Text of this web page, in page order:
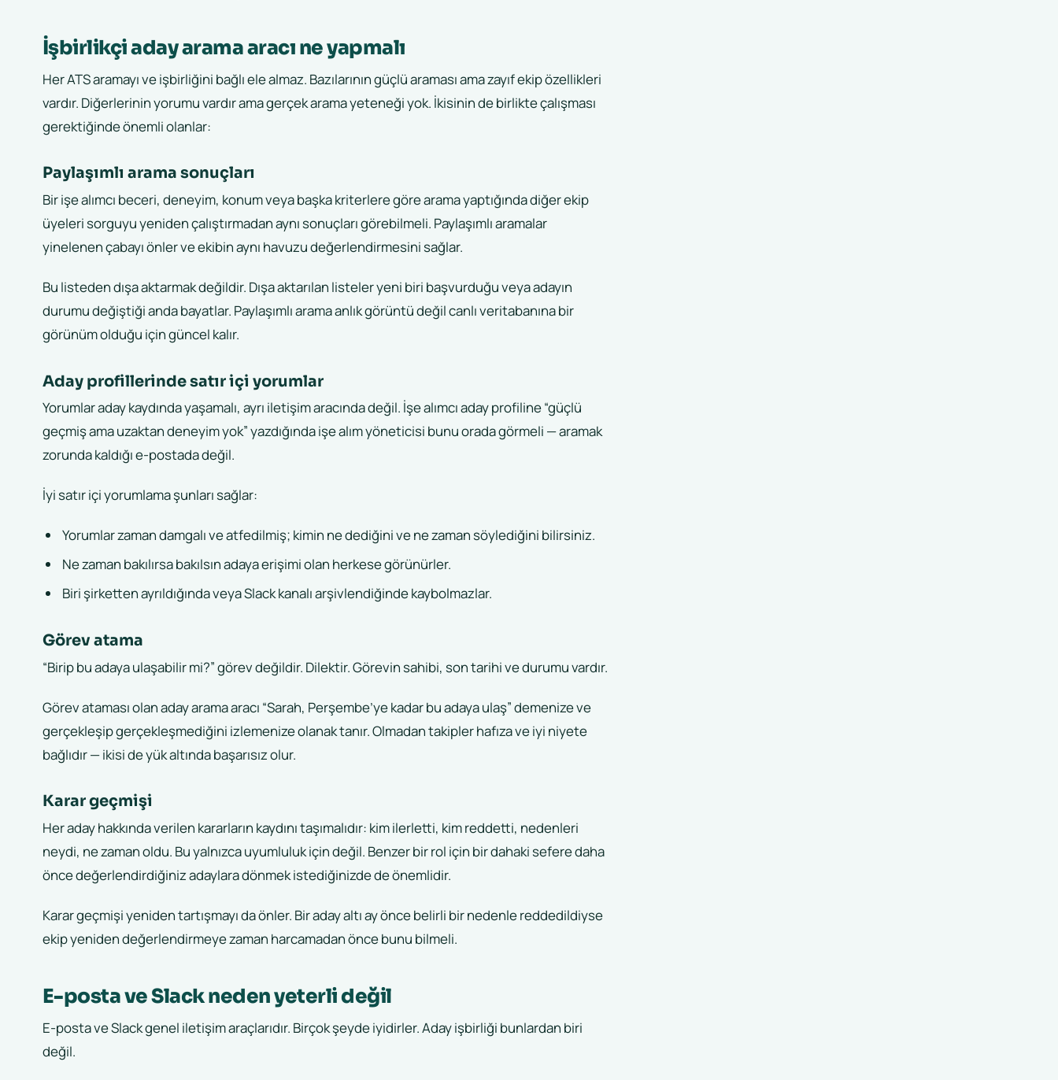
İşbirlikçi aday arama aracı ne yapmalı
Her ATS aramayı ve işbirliğini bağlı ele almaz. Bazılarının güçlü araması ama zayıf ekip özellikleri
vardır. Diğerlerinin yorumu vardır ama gerçek arama yeteneği yok. İkisinin de birlikte çalışması
gerektiğinde önemli olanlar:
Paylaşımlı arama sonuçları
Bir işe alımcı beceri, deneyim, konum veya başka kriterlere göre arama yaptığında diğer ekip
üyeleri sorguyu yeniden çalıştırmadan aynı sonuçları görebilmeli. Paylaşımlı aramalar
yinelenen çabayı önler ve ekibin aynı havuzu değerlendirmesini sağlar.
Bu listeden dışa aktarmak değildir. Dışa aktarılan listeler yeni biri başvurduğu veya adayın
durumu değiştiği anda bayatlar. Paylaşımlı arama anlık görüntü değil canlı veritabanına bir
görünüm olduğu için güncel kalır.
Aday profillerinde satır içi yorumlar
Yorumlar aday kaydında yaşamalı, ayrı iletişim aracında değil. İşe alımcı aday profiline “güçlü
geçmiş ama uzaktan deneyim yok” yazdığında işe alım yöneticisi bunu orada görmeli — aramak
zorunda kaldığı e-postada değil.
İyi satır içi yorumlama şunları sağlar:
Yorumlar zaman damgalı ve atfedilmiş; kimin ne dediğini ve ne zaman söylediğini bilirsiniz.
Ne zaman bakılırsa bakılsın adaya erişimi olan herkese görünürler.
Biri şirketten ayrıldığında veya Slack kanalı arşivlendiğinde kaybolmazlar.
Görev atama
“Birip bu adaya ulaşabilir mi?” görev değildir. Dilektir. Görevin sahibi, son tarihi ve durumu vardır.
Görev ataması olan aday arama aracı “Sarah, Perşembe’ye kadar bu adaya ulaş” demenize ve
gerçekleşip gerçekleşmediğini izlemenize olanak tanır. Olmadan takipler hafıza ve iyi niyete
bağlıdır — ikisi de yük altında başarısız olur.
Karar geçmişi
Her aday hakkında verilen kararların kaydını taşımalıdır: kim ilerletti, kim reddetti, nedenleri
neydi, ne zaman oldu. Bu yalnızca uyumluluk için değil. Benzer bir rol için bir dahaki sefere daha
önce değerlendirdiğiniz adaylara dönmek istediğinizde de önemlidir.
Karar geçmişi yeniden tartışmayı da önler. Bir aday altı ay önce belirli bir nedenle reddedildiyse
ekip yeniden değerlendirmeye zaman harcamadan önce bunu bilmeli.
E-posta ve Slack neden yeterli değil
E-posta ve Slack genel iletişim araçlarıdır. Birçok şeyde iyidirler. Aday işbirliği bunlardan biri
değil.